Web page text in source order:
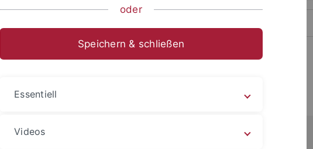
oder
Speichern & schließen
Essentiell
Videos